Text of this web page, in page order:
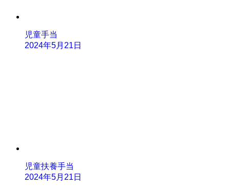
児童手当
2024年5月21日
児童扶養手当
2024年5月21日